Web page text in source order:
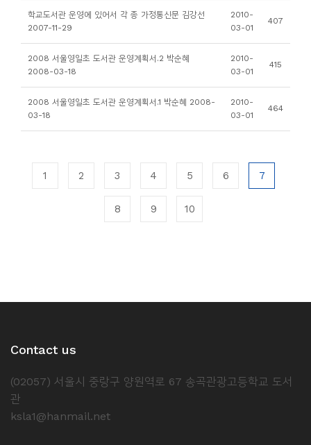
학교도서관 운영에 있어서 각 종 가정통신문 김강선
2007-11-29
2010-
03-01
407
2008 서울영일초 도서관 운영계획서.2 박순혜
2008-03-18
2010-
03-01
415
2008 서울영일초 도서관 운영계획서.1 박순혜 2008-
03-18
2010-
03-01
464
1 2 3 4 5 6 7
8 9 10
Contact us
(02057) 서울시 중랑구 양원역로 67 송곡관광고등학교 도서
관
ksla1@hanmail.net